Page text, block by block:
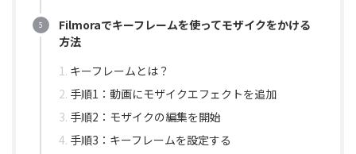
Filmoraでキーフレームを使ってモザイクをかける
方法
キーフレームとは？
手順1：動画にモザイクエフェクトを追加
手順2：モザイクの編集を開始
手順3：キーフレームを設定する